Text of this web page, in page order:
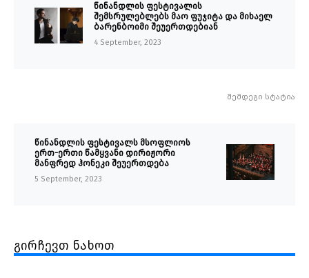
წინანდლის ფესტივალის
შემსრულებლებს მაო ფუჯიტა და მიხაელ
ბარენბოიმი შეუერთდებიან
4 September, 2023
შემდეგი სტატია
წინანდლის ფესტივალს მსოფლიოს
ერთ-ერთი წამყვანი დირიჟორი
მანფრედ ჰონეკი შეუერთდება
5 September, 2023
გირჩევთ ნახოთ